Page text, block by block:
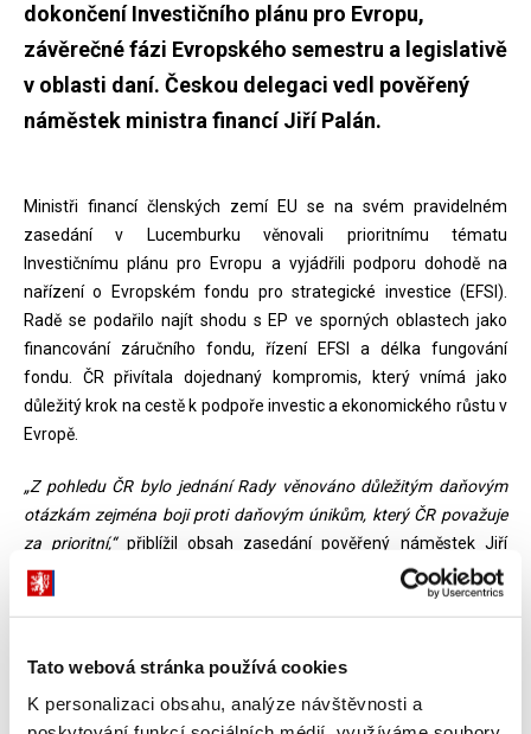
Tato webová stránka používá cookies
K personalizaci obsahu, analýze návštěvnosti a
dokončení Investičního plánu pro Evropu,
závěrečné fázi Evropského semestru a legislativě
v oblasti daní. Českou delegaci vedl pověřený
náměstek ministra financí Jiří Palán.
Ministři financí členských zemí EU se na svém pravidelném
zasedání v Lucemburku věnovali prioritnímu tématu
Investičnímu plánu pro Evropu a vyjádřili podporu dohodě na
nařízení o Evropském fondu pro strategické investice (EFSI).
Radě se podařilo najít shodu s EP ve sporných oblastech jako
financování záručního fondu, řízení EFSI a délka fungování
fondu. ČR přivítala dojednaný kompromis, který vnímá jako
důležitý krok na cestě k podpoře investic a ekonomického růstu v
Evropě.
„Z pohledu ČR bylo jednání Rady věnováno důležitým daňovým
otázkám zejména boji proti daňovým únikům, který ČR považuje
za prioritní,“přiblížil obsah zasedání pověřený náměstek Jiří
Palán. V této souvislosti ministři diskutovali návrh směrnice, která
zakládá automatickou výměnu informací týkající se
také k návrhu směrnice o úrocích a licenčních poplatcích, která
licenčních poplatků a úroků.